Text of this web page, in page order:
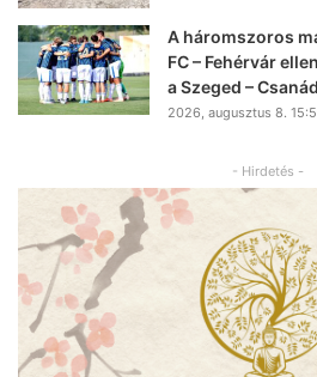
A háromszoros
FC – Fehérvár
a Szeged –
2026, augusztus 8.
- Hirdetés -